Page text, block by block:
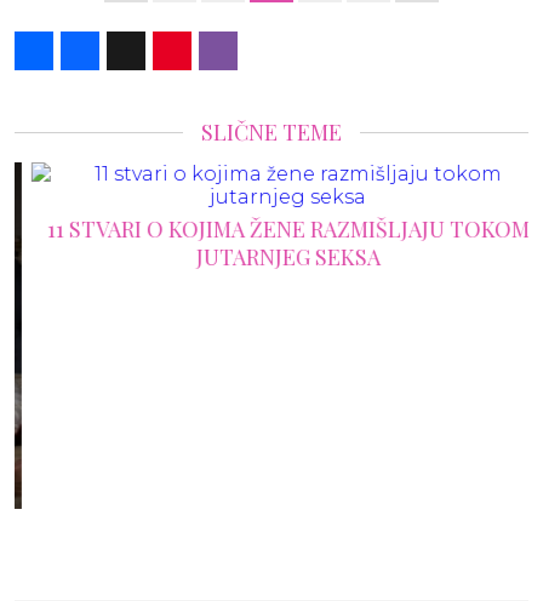
SLIČNE TEME
11 STVARI O KOJIMA ŽENE RAZMIŠLJAJU TOKOM
JUTARNJEG SEKSA